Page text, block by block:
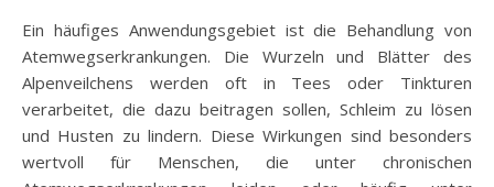
Ein häufiges Anwendungsgebiet ist die Behandlung von
Atemwegserkrankungen. Die Wurzeln und Blätter des
Alpenveilchens werden oft in Tees oder Tinkturen
verarbeitet, die dazu beitragen sollen, Schleim zu lösen
und Husten zu lindern. Diese Wirkungen sind besonders
wertvoll für Menschen, die unter chronischen